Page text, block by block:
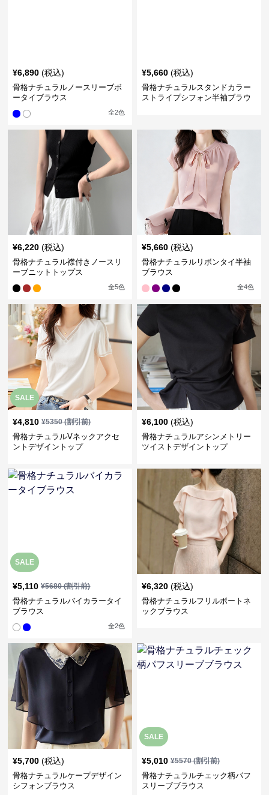
¥6,890 (税込)
骨格ナチュラルノースリーブボ
ータイブラウス
全2色
¥5,660 (税込)
骨格ナチュラルスタンドカラー
ストライプシフォン半袖ブラウ
¥6,220 (税込)
骨格ナチュラル襟付きノースリ
ーブニットトップス
全5色
¥5,660 (税込)
骨格ナチュラルリボンタイ半袖
ブラウス
全4色
SALE
¥4,810 ¥5350(割引前)
骨格ナチュラルVネックアクセ
ントデザイントップ
¥6,100 (税込)
骨格ナチュラルアシンメトリー
ツイストデザイントップ
SALE
¥5,110 ¥5680(割引前)
骨格ナチュラルバイカラータイ
ブラウス
全2色
¥6,320 (税込)
骨格ナチュラルフリルボートネ
ックブラウス
¥5,700 (税込)
骨格ナチュラルケープデザイン
シフォンブラウス
SALE
¥5,010 ¥5570(割引前)
骨格ナチュラルチェック柄パフ
スリーブブラウス